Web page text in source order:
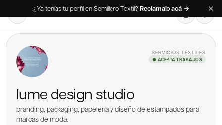
¿Ya tenías tu perfil en Semillero Textil? Reclamalo acá → ✕
SERVICIOS TEXTILES
● ACEPTA TRABAJOS
lume design studio
branding, packaging, papelería y diseño de estampados para
marcas de moda.